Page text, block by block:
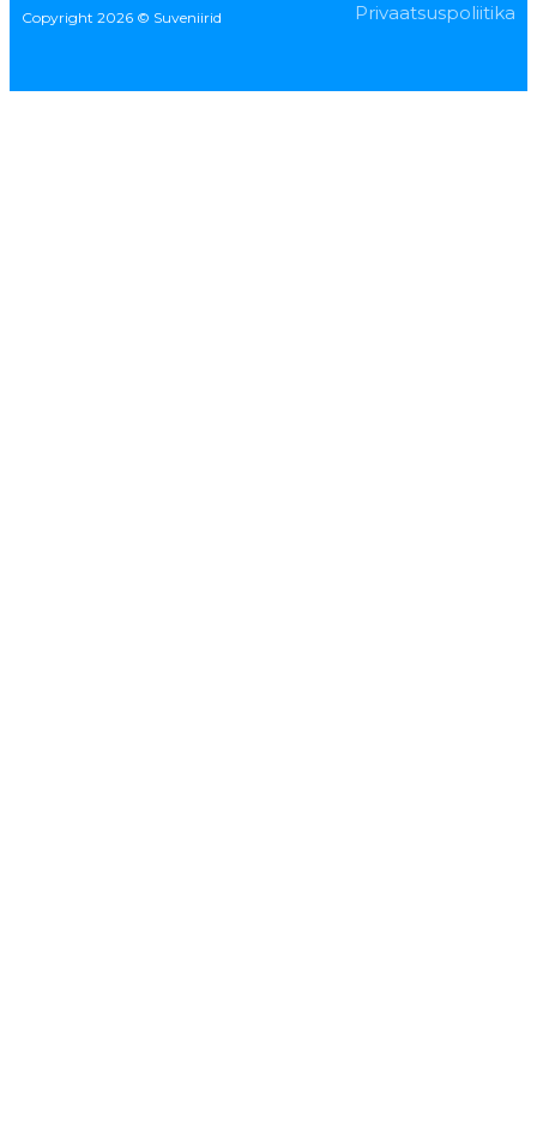
Copyright 2026 © Suveniirid Privaatsuspoliitika